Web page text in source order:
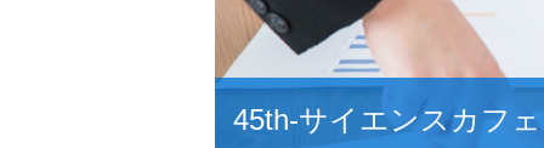
45th-サイエンスカフ